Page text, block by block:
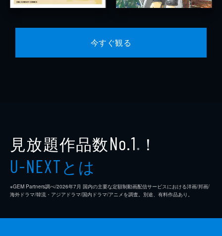
今すぐ観る
見放題作品数No.1 ※ ！
U-NEXTとは
※GEM Partners調べ/2026年7⽉ 国内の主要な定額制動画配信サービスにおける洋画/邦画/
海外ドラマ/韓流・アジアドラマ/国内ドラマ/アニメを調査。別途、有料作品あり。